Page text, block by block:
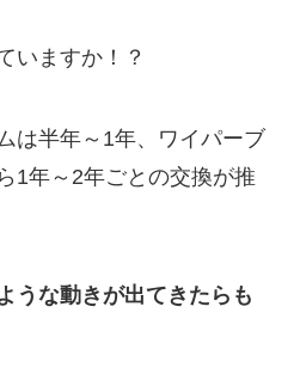
いますか！？
は半年～1年、ワイパーブ
1年～2年ごとの交換が推
うな動きが出てきたらも